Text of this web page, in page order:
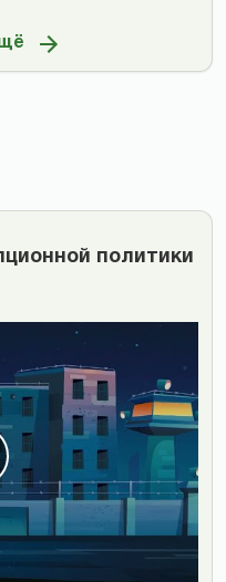
политики